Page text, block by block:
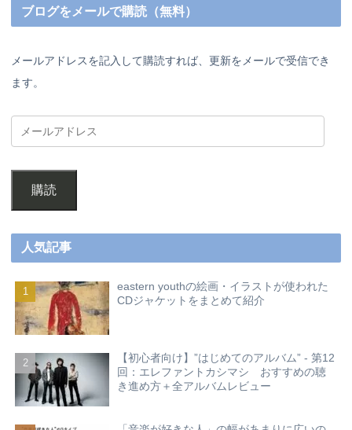
ブログをメールで購読（無料）
メールアドレスを記入して購読すれば、更新をメールで受信でき
ます。
購読
人気記事
eastern youthの絵画・イラストが使われた
CDジャケットをまとめて紹介
【初心者向け】”はじめてのアルバム” - 第12
回：エレファントカシマシ おすすめの聴
き進め方＋全アルバムレビュー